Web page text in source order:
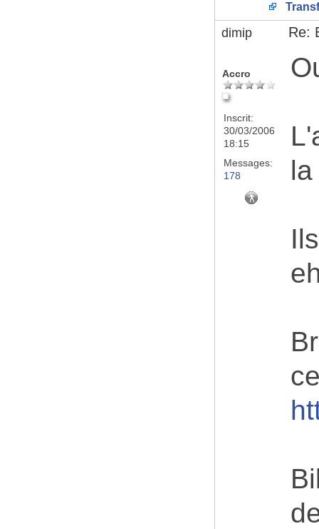
dimip Re:
Accro
Inscrit:
30/03/2006
18:15
Messages:
178